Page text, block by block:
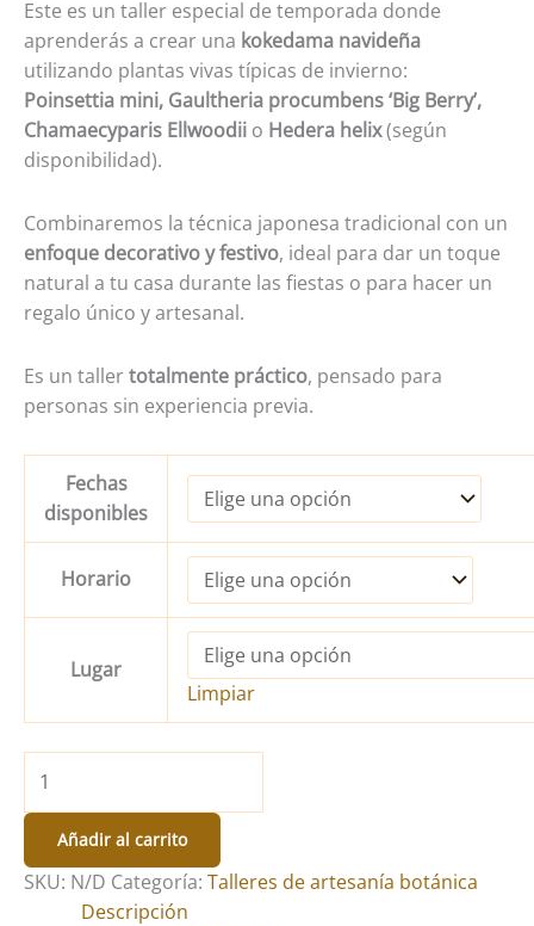
Este es un taller especial de temporada donde
aprenderás a crear una kokedama navideña
utilizando plantas vivas típicas de invierno:
Poinsettia mini, Gaultheria procumbens ‘Big Berry’,
Chamaecyparis Ellwoodii o Hedera helix(según
disponibilidad).
Combinaremos la técnica japonesa tradicional con un
enfoque decorativo y festivo, ideal para dar un toque
natural a tu casa durante las fiestas o para hacer un
regalo único y artesanal.
Es un tallertotalmente práctico, pensado para
personas sin experiencia previa.
Fechas
disponibles
Horario
Lugar
Limpiar
de
Kokedamas
Navidad
Añadir al carrito
SKU: N/D Categoría: Talleres de artesanía botánica
Descripción